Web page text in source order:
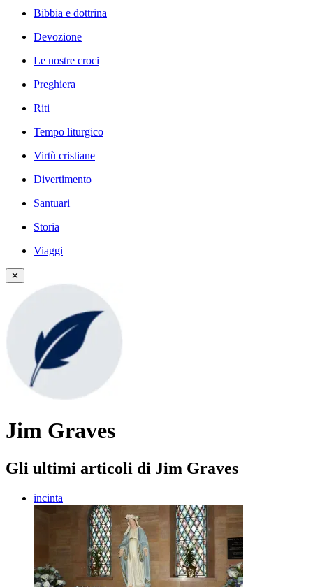
Bibbia e dottrina
Devozione
Le nostre croci
Preghiera
Riti
Tempo liturgico
Virtù cristiane
Divertimento
Santuari
Storia
Viaggi
✕
Jim Graves
Gli ultimi articoli di Jim Graves
incinta